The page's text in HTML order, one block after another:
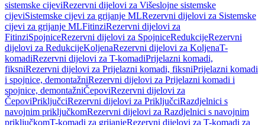
sistemske cijeviRezervni dijelovi za Višeslojne sistemske
cijeviSistemske cijevi za grijanje MLRezervni dijelovi za Sistemske
cijevi za grijanje MLFitinziRezervni dijelovi za
FitinziSpojniceRezervni dijelovi za SpojniceRedukcijeRezervni
dijelovi za RedukcijeKoljenaRezervni dijelovi za KoljenaT-
komadiRezervni dijelovi za T-komadiPrijelazni komadi,
fiksniRezervni dijelovi za Prijelazni komadi, fiksniPrijelazni komadi
i spojnice, demontažniRezervni dijelovi za Prijelazni komadi i
spojnice, demontažniČepoviRezervni dijelovi za
ČepoviPriključciRezervni dijelovi za PriključciRazdjelnici s
navojnim priključkomRezervni dijelovi za Razdjelnici s navojnim
priključkomT-komadi za grijanjeRezervni dijelovi za T-komadi za